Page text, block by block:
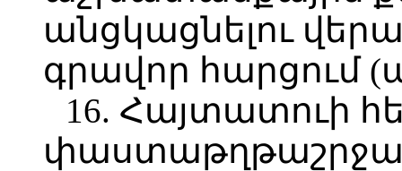
անցկացնելու
գրավոր հարցում
16. Հայտատուի